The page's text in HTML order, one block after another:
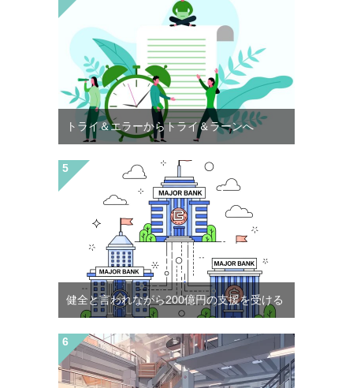
トライ＆エラーからトライ＆ラーンへ
健全と言われながら200億円の支援を受ける